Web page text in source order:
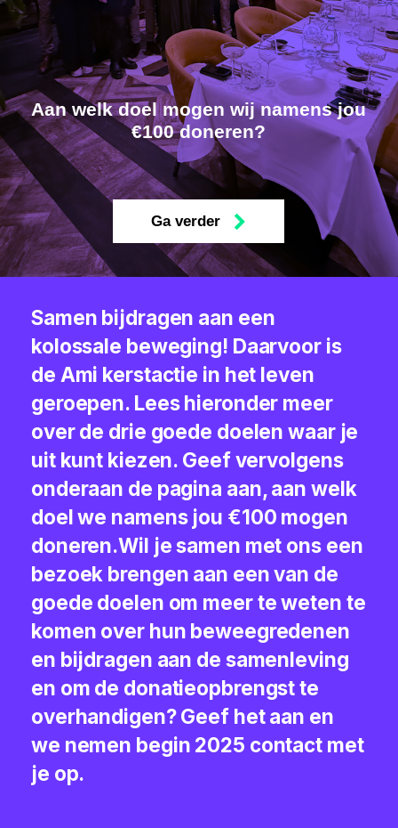
Aan welk doel mogen wij namens jou
€100 doneren?
Ga verder
Samen bijdragen aan een
kolossale beweging! Daarvoor is
de Ami kerstactie in het leven
geroepen. Lees hieronder meer
over de drie goede doelen waar je
uit kunt kiezen. Geef vervolgens
onderaan de pagina aan, aan welk
doel we namens jou €100 mogen
doneren.Wil je samen met ons een
bezoek brengen aan een van de
goede doelen om meer te weten te
komen over hun beweegredenen
en bijdragen aan de samenleving
en om de donatieopbrengst te
overhandigen? Geef het aan en
we nemen begin 2025 contact met
je op.